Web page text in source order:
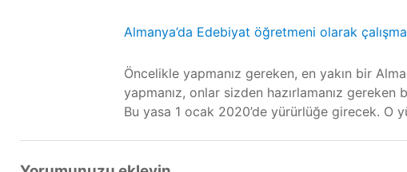
Almanya’da Edebiyat öğretmeni olarak
Öncelikle yapmanız gereken, en yakın bir
yapmanız, onlar sizden hazırlamanız gereken
Bu yasa 1 ocak 2020’de yürürlüğe girecek. O